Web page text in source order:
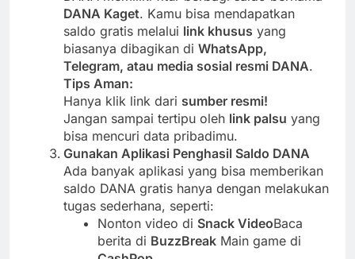
DANA Kaget. Kamu bisa mendapatkan
saldo gratis melalui link khusus yang
biasanya dibagikan di WhatsApp,
Telegram, atau media sosial resmi DANA.
Tips Aman:
Hanya klik link dari sumber resmi!
Jangan sampai tertipu oleh link palsu yang
bisa mencuri data pribadimu.
Gunakan Aplikasi Penghasil Saldo DANA
Ada banyak aplikasi yang bisa memberikan
saldo DANA gratis hanya dengan melakukan
tugas sederhana, seperti:
Nonton video di Snack VideoBaca
berita di BuzzBreak Main game di